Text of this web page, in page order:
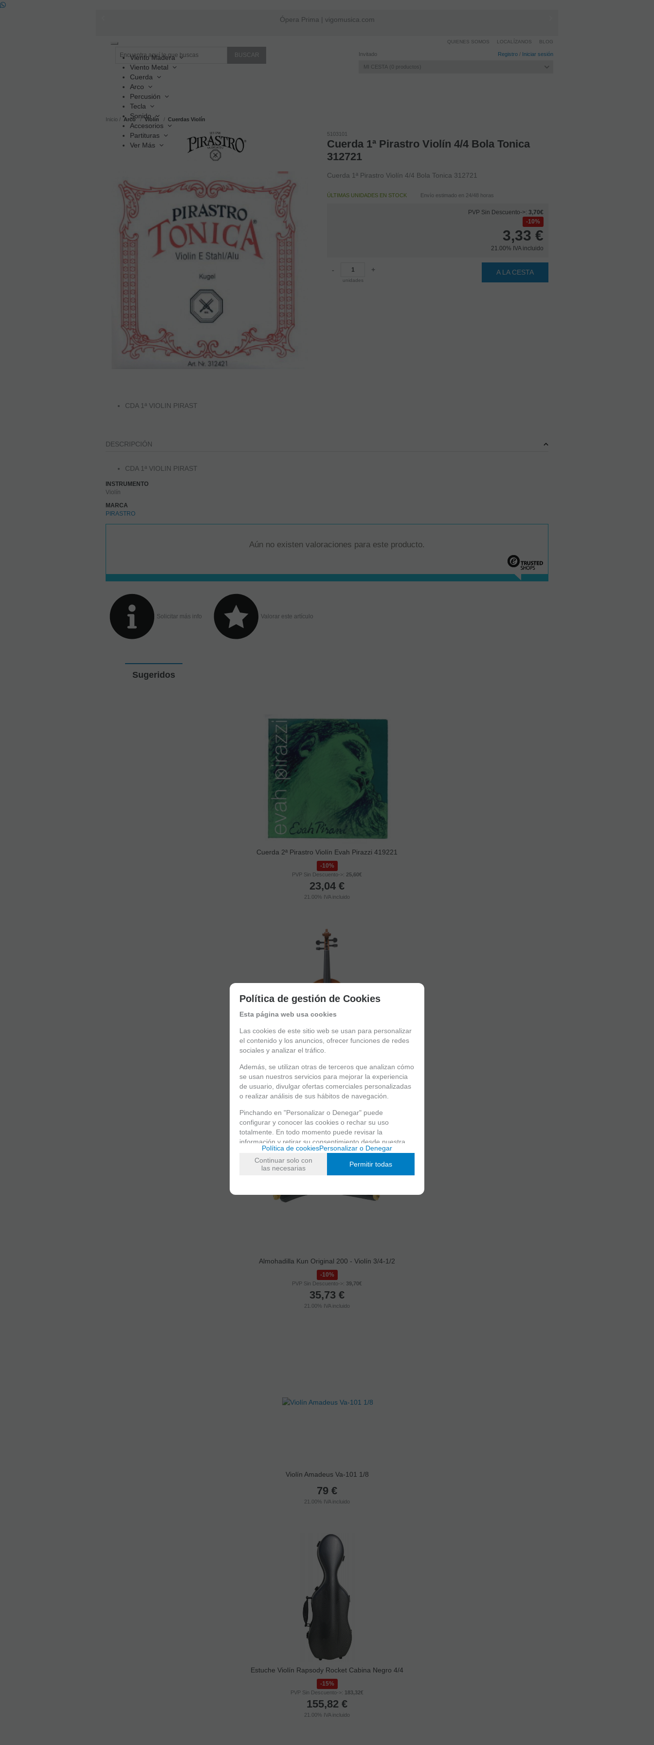
Ópera Prima | vigomusica.com
Invitado Registro / Iniciar sesión
MI CESTA 0 productos
QUIENES SOMOS LOCALÍZANOS BLOG
navigation
Viento Madera
Viento Metal
Cuerda
Arco
Percusión
Tecla
Sonido
Accesorios
Partituras
Ver Más
Inicio Arco Violín Cuerdas Violín
5103101
Cuerda 1ª Pirastro Violín 4/4 Bola Tonica
312721
Cuerda 1ª Pirastro Violín 4/4 Bola Tonica 312721
ÚLTIMAS UNIDADES EN STOCK Envío estimado en 24/48 horas
PVP Sin Descuento->: 3,70€
10%
3,33 €
21.00% IVA incluido
-
unidades
+ A LA CESTA
CDA 1ª VIOLIN PIRAST
DESCRIPCIÓN
CDA 1ª VIOLIN PIRAST
INSTRUMENTO
Violín
MARCA
PIRASTRO
Aún no existen valoraciones para este producto.
Solicitar más info Valorar este artículo
Sugeridos
Cuerda 2ª Pirastro Violín Evah Pirazzi 419221
10%
PVP Sin Descuento->: 25,60€
23,04 €
21.00% IVA incluido
Violín Amadeus Va-101 1/2
79 €
21.00%IVA incluido
Almohadilla Kun Original 200 - Violín 3/4-1/2
10%
PVP Sin Descuento->: 39,70€
35,73 €
21.00% IVA incluido
Violín Amadeus Va-101 1/8
79 €
21.00% IVA incluido
Estuche Violín Rapsody Rocket Cabina Negro 4/4
15%
PVP Sin Descuento->: 183,32€
155,82 €
21.00% IVA incluido
Política de gestión de Cookies
Esta página web usa cookies
Las cookies de este sitio web se usan para personalizar
el contenido y los anuncios, ofrecer funciones de redes
sociales y analizar el tráfico.
Además, se utilizan otras de terceros que analizan cómo
se usan nuestros servicios para mejorar la experiencia
de usuario, divulgar ofertas comerciales personalizadas
o realizar análisis de sus hábitos de navegación.
Pinchando en "Personalizar o Denegar" puede
configurar y conocer las cookies o rechar su uso
totalmente. En todo momento puede revisar la
información y retirar su consentimiento desde nuestra
sección de política de cookies.
Política de cookiesPersonalizar o Denegar
Continuar solo con
las necesarias
Permitir todas